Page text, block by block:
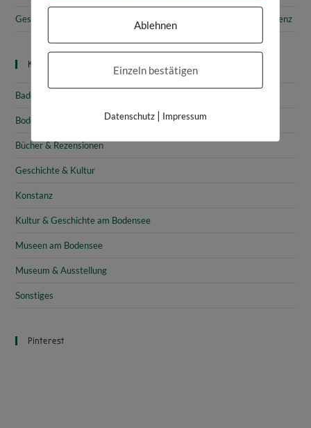
Gesammelte Schätze Vorarlbergs: Das vorarlberg museum in Bregenz
Kategorien
Baden-Württemberg
Bodensee
Bücher & Rezensionen
Geschichte & Kultur
Konstanz
Kultur & Geschichte am Bodensee
Museen am Bodensee
Museum & Ausstellung
Sonstiges
Pinterest
Ablehnen
Einzeln bestätigen
Datenschutz| Impressum